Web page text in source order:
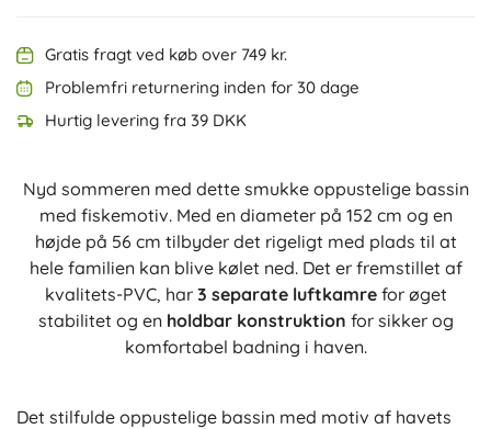
Gratis fragt ved køb over 749 kr.
Problemfri returnering inden for 30 dage
Hurtig levering fra 39 DKK
Nyd sommeren med dette smukke oppustelige bassin
med fiskemotiv. Med en diameter på 152 cm og en
højde på 56 cm tilbyder det rigeligt med plads til at
hele familien kan blive kølet ned. Det er fremstillet af
kvalitets-PVC, har 3 separate luftkamrefor øget
stabilitet og en holdbar konstruktion for sikker og
komfortabel badning i haven.
Det stilfulde oppustelige bassin med motiv af havets